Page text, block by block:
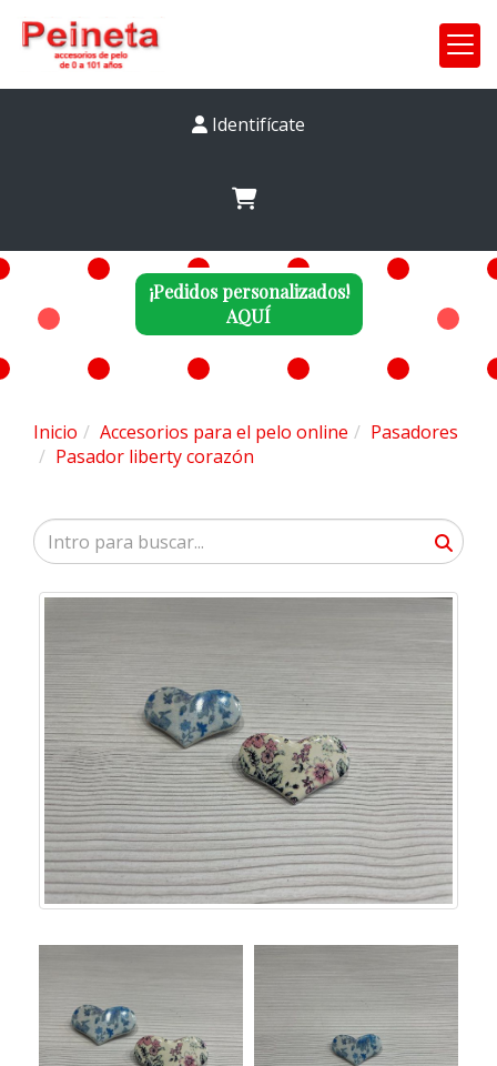
Identifícate
¡Pedidos personalizados!
AQUÍ
Inicio Accesorios para el pelo online
Pasadores
Pasador liberty corazón